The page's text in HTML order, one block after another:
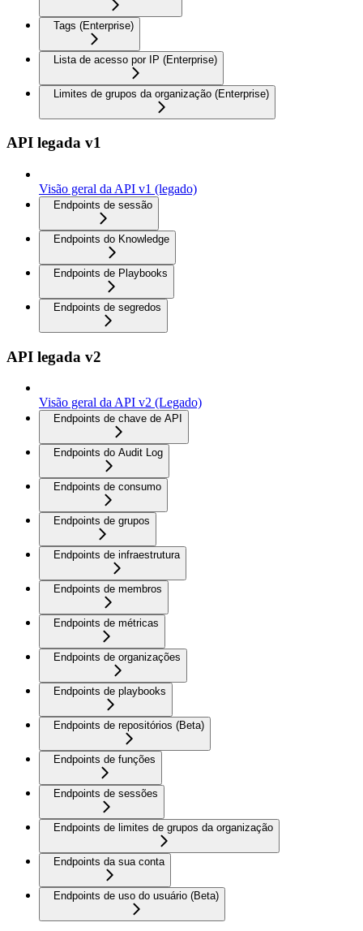
Tags (Enterprise)
Lista de acesso por IP (Enterprise)
Limites de grupos da organização (Enterprise)
API legada v1
Visão geral da API v1 (legado)
Endpoints de sessão
Endpoints do Knowledge
Endpoints de Playbooks
Endpoints de segredos
API legada v2
Visão geral da API v2 (Legado)
Endpoints de chave de API
Endpoints do Audit Log
Endpoints de consumo
Endpoints de grupos
Endpoints de infraestrutura
Endpoints de membros
Endpoints de métricas
Endpoints de organizações
Endpoints de playbooks
Endpoints de repositórios (Beta)
Endpoints de funções
Endpoints de sessões
Endpoints de limites de grupos da organização
Endpoints da sua conta
Endpoints de uso do usuário (Beta)